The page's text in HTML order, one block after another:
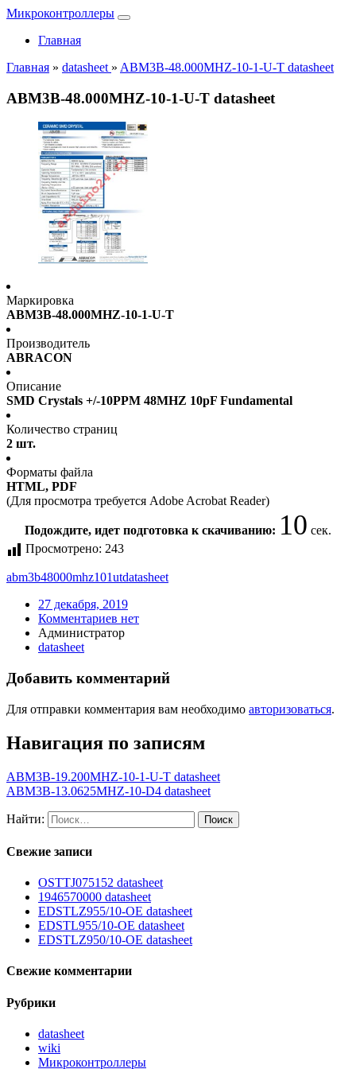
Микроконтроллеры
Главная
Главная » datasheet » ABM3B-48.000MHZ-10-1-U-T datasheet
ABM3B-48.000MHZ-10-1-U-T datasheet
Маркировка
ABM3B-48.000MHZ-10-1-U-T
Производитель
ABRACON
Описание
SMD Crystals +/-10PPM 48MHZ 10pF Fundamental
Количество страниц
2 шт.
Форматы файла
HTML, PDF
(Для просмотра требуется Adobe Acrobat Reader)
Подождите, идет подготовка к скачиванию: 10 сек.
Просмотрено: 243
abm3b48000mhz101utdatasheet
27 декабря, 2019
Комментариев нет
Администратор
datasheet
Добавить комментарий
Для отправки комментария вам необходимо авторизоваться.
Навигация по записям
ABM3B-19.200MHZ-10-1-U-T datasheet
ABM3B-13.0625MHZ-10-D4 datasheet
Найти:
Свежие записи
OSTTJ075152 datasheet
1946570000 datasheet
EDSTLZ955/10-OE datasheet
EDSTL955/10-OE datasheet
EDSTLZ950/10-OE datasheet
Свежие комментарии
Рубрики
datasheet
wiki
Микроконтроллеры